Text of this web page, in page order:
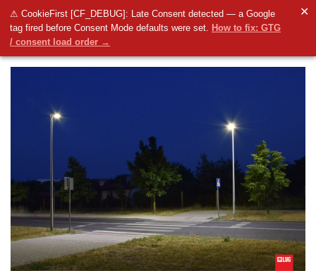
⚠ CookieFirst [CF_DEBUG]: Late Consent detected — a Google
tag fired before Consent Mode defaults were set. How to fix: GTG
/ consent load order →
✕